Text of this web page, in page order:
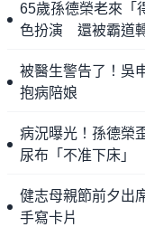
65歲孫德榮老來「
色扮演 還被霸道
被醫生警告了！吳
抱病陪娘
病況曝光！孫德榮
尿布「不准下床」
健志母親節前夕出
手寫卡片